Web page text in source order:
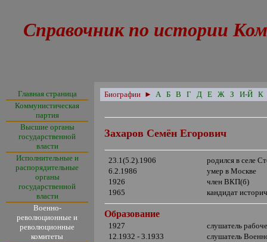
Справочник по истории
Главная страница
Коммунистическая
партия
Высшие органы
государственной
власти
Исполнительные и
распорядительные
органы
государственной
власти
Военно-
революционные и
революционные
комитеты
Биографии ► А Б В Г Д Е Ж З И-Й К
Захаров Семён Егорович
23.1(5.2).1906
родился в селе
6.2.1986
умер в Москве
1926
член ВКП(б)
1965
кандидат
Образование
1927
слушатель
12.1932 - 3.1933
слушатель